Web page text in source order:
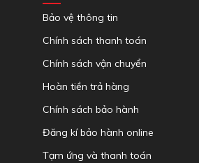
Bảo vệ thông tin
Chính sách thanh toán
Chính sách vận chuyển
Hoàn tiền trả hàng
Chính sách bảo hành
Đăng kí bảo hành online
Tạm ứng và thanh toán